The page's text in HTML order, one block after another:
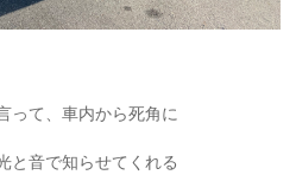
って、車内から死角に
と音で知らせてくれる